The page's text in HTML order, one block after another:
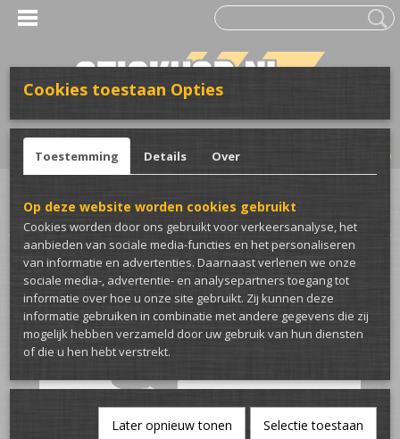
Inloggen Registreren
(0)
Home >Stickers>Voor de auto>Detailing stickers>I see swirl marks auto
sticker
Cookies toestaan Opties
Toestemming Details Over
Op deze website worden cookies gebruikt
Cookies worden door ons gebruikt voor verkeersanalyse, het
aanbieden van sociale media-functies en het personaliseren
van informatie en advertenties. Daarnaast verlenen we onze
sociale media-, advertentie- en analysepartners toegang tot
informatie over hoe u onze site gebruikt. Zij kunnen deze
informatie gebruiken in combinatie met andere gegevens die zij
mogelijk hebben verzameld door uw gebruik van hun diensten
of die u hen hebt verstrekt.
Later opnieuw tonen Selectie toestaan